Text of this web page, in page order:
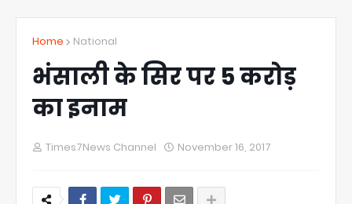
Home National
भंसाली के सिर पर 5 करोड़
का इनाम
Times7News Channel November 16, 2017